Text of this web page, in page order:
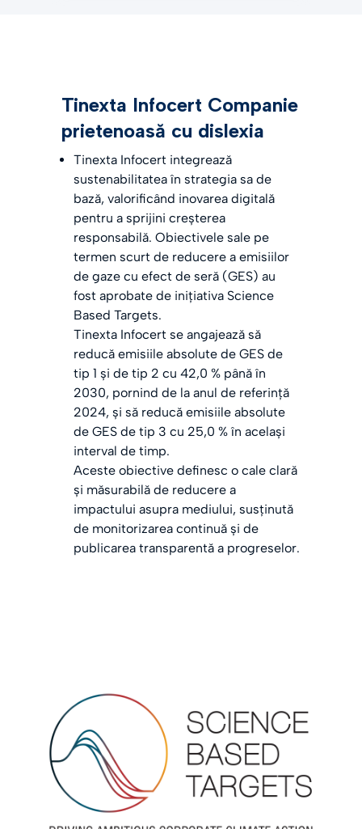
Tinexta Infocert Companie
prietenoasă cu dislexia
Tinexta Infocert integrează
sustenabilitatea în strategia sa de
bază, valorificând inovarea digitală
pentru a sprijini creșterea
responsabilă. Obiectivele sale pe
termen scurt de reducere a emisiilor
de gaze cu efect de seră (GES) au
fost aprobate de inițiativa Science
Based Targets.
Tinexta Infocert se angajează să
reducă emisiile absolute de GES de
tip 1 și de tip 2 cu 42,0 % până în
2030, pornind de la anul de referință
2024, și să reducă emisiile absolute
de GES de tip 3 cu 25,0 % în același
interval de timp.
Aceste obiective definesc o cale clară
și măsurabilă de reducere a
impactului asupra mediului, susținută
de monitorizarea continuă și de
publicarea transparentă a progreselor.